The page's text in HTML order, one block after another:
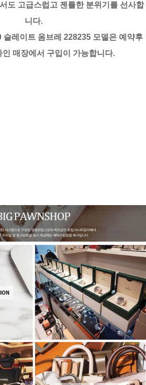
도 고급스럽고 젠틀한 분위기를 선사합
니다.
슬레이트 옴브레 228235 모델은 예약후
인 매장에서 구입이 가능합니다.